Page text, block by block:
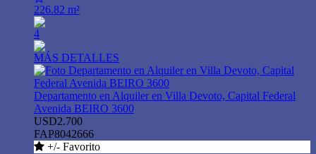
226.82 m²
4
MÁS DETALLES
Departamento en Alquiler en Villa Devoto, Capital Federal
Avenida BEIRO 3600
USD2.700
FAP8042666
+/- Favorito